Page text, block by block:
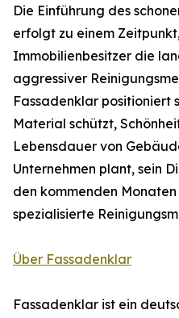
Die Einführung des
erfolgt zu einem
Immobilienbesitzer die
aggressiver
Fassadenklar positioniert
Material schützt,
Lebensdauer von
Unternehmen plant, sein
den kommenden
spezialisierte
Über Fassadenklar
Fassadenklar ist ein